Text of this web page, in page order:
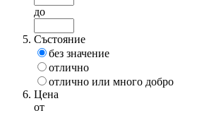
до
Състояние
без значение
отлично
отлично или много добро
Цена
от